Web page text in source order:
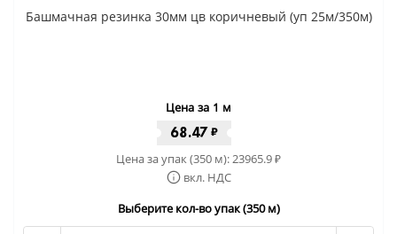
Башмачная резинка 30мм цв коричневый (уп 25м/350м)
Цена за 1 м
68.47₽
Цена за упак (350 м):23965.9₽
вкл. НДС
Выберите кол-во упак (350 м)